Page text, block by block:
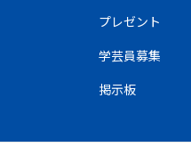
プレゼント
学芸員募集
掲示板